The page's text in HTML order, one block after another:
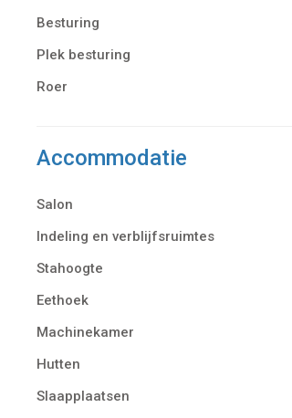
Besturing
Plek besturing
Roer
Accommodatie
Salon
Indeling en verblijfsruimtes
Stahoogte
Eethoek
Machinekamer
Hutten
Slaapplaatsen